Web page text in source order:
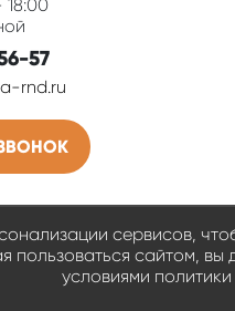
57
rnd.ru
сервисов,
сайтом, вы
условиями